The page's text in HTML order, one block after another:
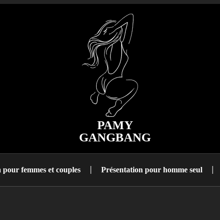
PAMY
GANGBANG
pour femmes et couples Présentation pour homme seul